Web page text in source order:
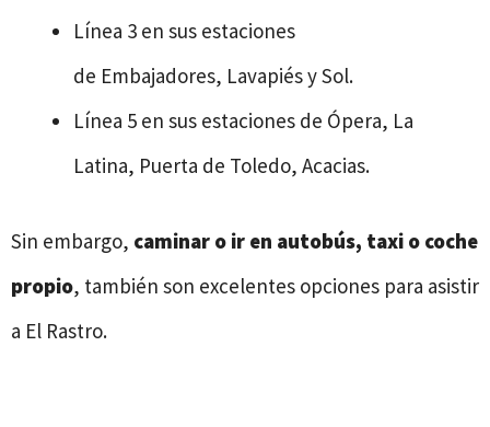
Línea 3 en sus estaciones
de Embajadores, Lavapiés y Sol.
Línea 5 en sus estaciones de Ópera, La
Latina, Puerta de Toledo, Acacias.
Sin embargo, caminar o ir en autobús, taxi o coche
propio, también son excelentes opciones para asistir
a El Rastro.